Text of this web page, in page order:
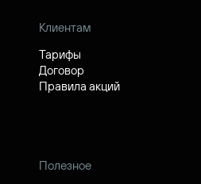
Клиентам
Тарифы
Договор
Правила акций
Полезное